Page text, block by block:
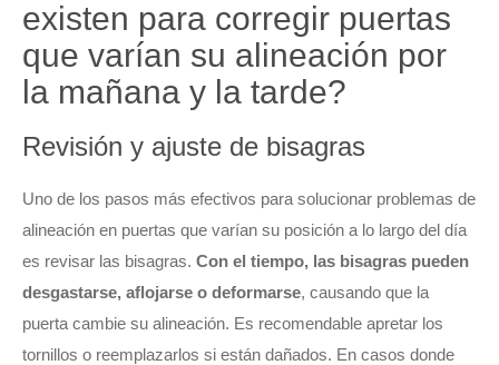
existen para corregir puertas
que varían su alineación por
la mañana y la tarde?
Revisión y ajuste de bisagras
Uno de los pasos más efectivos para solucionar problemas de
alineación en puertas que varían su posición a lo largo del día
es revisar las bisagras. Con el tiempo, las bisagras pueden
desgastarse, aflojarse o deformarse, causando que la
puerta cambie su alineación. Es recomendable apretar los
tornillos o reemplazarlos si están dañados. En casos donde